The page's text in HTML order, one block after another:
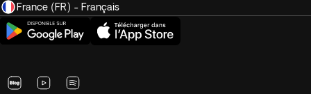
France (FR) - Français